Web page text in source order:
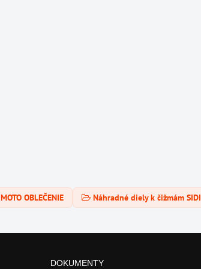
MOTO OBLEČENIE Náhradné diely k čižmám SIDI
DOKUMENTY